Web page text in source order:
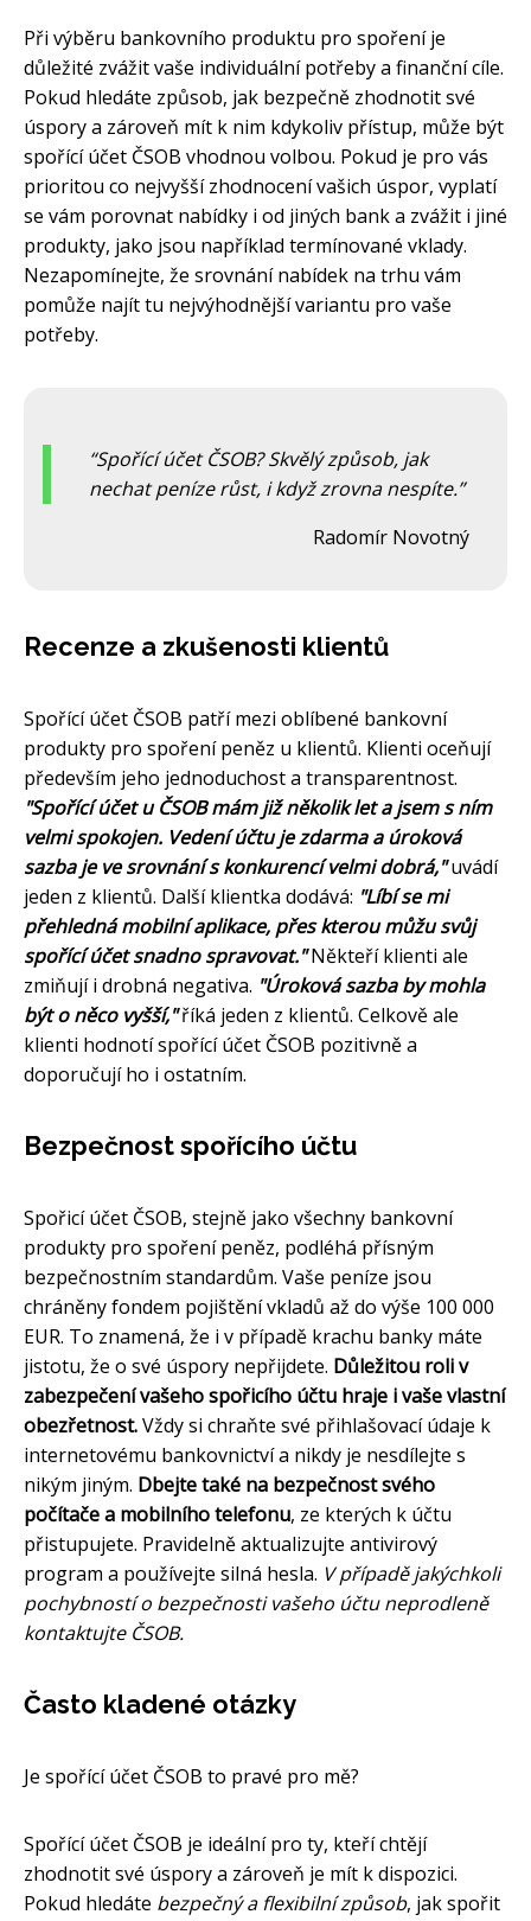
Při výběru bankovního produktu pro spoření je
důležité zvážit vaše individuální potřeby a finanční cíle.
Pokud hledáte způsob, jak bezpečně zhodnotit své
úspory a zároveň mít k nim kdykoliv přístup, může být
spořící účet ČSOB vhodnou volbou. Pokud je pro vás
prioritou co nejvyšší zhodnocení vašich úspor, vyplatí
se vám porovnat nabídky i od jiných bank a zvážit i jiné
produkty, jako jsou například termínované vklady.
Nezapomínejte, že srovnání nabídek na trhu vám
pomůže najít tu nejvýhodnější variantu pro vaše
potřeby.
Spořící účet ČSOB? Skvělý způsob, jak
nechat peníze růst, i když zrovna nespíte.
Radomír Novotný
Recenze a zkušenosti klientů
Spořící účet ČSOB patří mezi oblíbené bankovní
produkty pro spoření peněz u klientů. Klienti oceňují
především jeho jednoduchost a transparentnost.
"Spořící účet u ČSOB mám již několik let a jsem s ním
velmi spokojen. Vedení účtu je zdarma a úroková
sazba je ve srovnání s konkurencí velmi dobrá,"uvádí
jeden z klientů. Další klientka dodává: "Líbí se mi
přehledná mobilní aplikace, přes kterou můžu svůj
spořící účet snadno spravovat."Někteří klienti ale
zmiňují i drobná negativa. "Úroková sazba by mohla
být o něco vyšší,"říká jeden z klientů. Celkově ale
klienti hodnotí spořící účet ČSOB pozitivně a
doporučují ho i ostatním.
Bezpečnost spořícího účtu
Spořicí účet ČSOB, stejně jako všechny bankovní
produkty pro spoření peněz, podléhá přísným
bezpečnostním standardům. Vaše peníze jsou
chráněny fondem pojištění vkladů až do výše 100 000
EUR. To znamená, že i v případě krachu banky máte
jistotu, že o své úspory nepřijdete. Důležitou roli v
zabezpečení vašeho spořicího účtu hraje i vaše vlastní
obezřetnost.Vždy si chraňte své přihlašovací údaje k
internetovému bankovnictví a nikdy je nesdílejte s
nikým jiným. Dbejte také na bezpečnost svého
počítače a mobilního telefonu, ze kterých k účtu
přistupujete. Pravidelně aktualizujte antivirový
program a používejte silná hesla. V případě jakýchkoli
pochybností o bezpečnosti vašeho účtu neprodleně
kontaktujte ČSOB.
Často kladené otázky
Je spořící účet ČSOB to pravé pro mě?
Spořící účet ČSOB je ideální pro ty, kteří chtějí
zhodnotit své úspory a zároveň je mít k dispozici.
Pokud hledáte bezpečný a flexibilní způsob, jak spořit